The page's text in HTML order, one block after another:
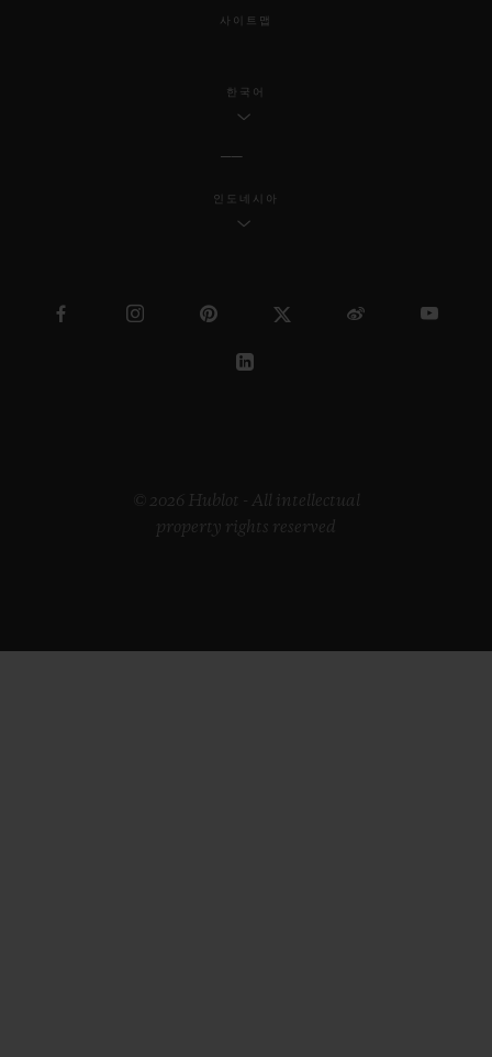
사이트맵
한국어
인도네시아
© 2026 Hublot - All intellectual
property rights reserved